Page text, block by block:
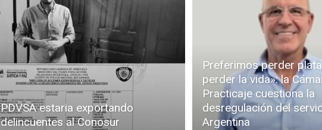
PDVSA estaria exportando
delincuentes al Conosur
Preferimos perder
perder la vida»: la
Practicaje cuestiona la
desregulación del
Argentina